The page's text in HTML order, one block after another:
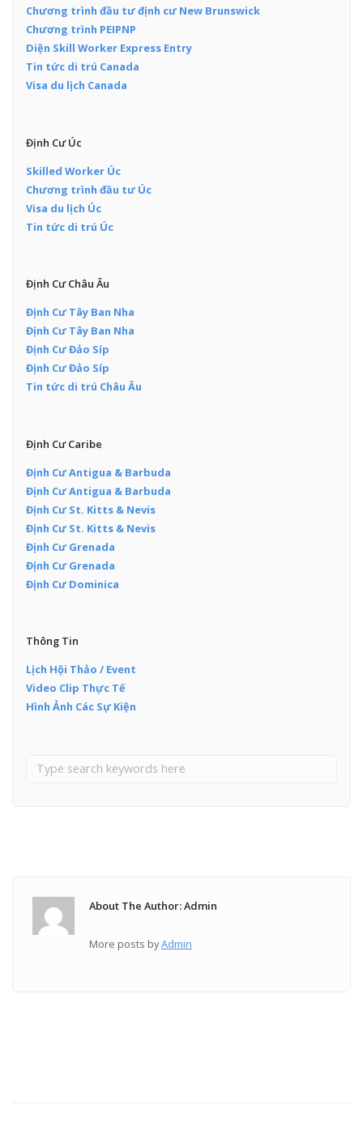
Chương trình đầu tư định cư New Brunswick
Chương trình PEIPNP
Diện Skill Worker Express Entry
Tin tức di trú Canada
Visa du lịch Canada
Định Cư Úc
Skilled Worker Úc
Chương trình đầu tư Úc
Visa du lịch Úc
Tin tức di trú Úc
Định Cư Châu Âu
Định Cư Tây Ban Nha
Định Cư Tây Ban Nha
Định Cư Đảo Síp
Định Cư Đảo Síp
Tin tức di trú Châu Âu
Định Cư Caribe
Định Cư Antigua & Barbuda
Định Cư Antigua & Barbuda
Định Cư St. Kitts & Nevis
Định Cư St. Kitts & Nevis
Định Cư Grenada
Định Cư Grenada
Định Cư Dominica
Thông Tin
Lịch Hội Thảo / Event
Video Clip Thực Tế
Hình Ảnh Các Sự Kiện
About The Author: Admin
More posts byAdmin